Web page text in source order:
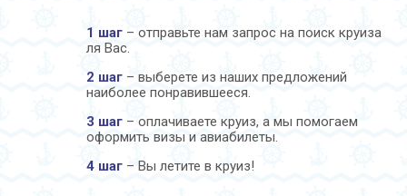
1 шаг – отправьте нам запрос на поиск круиза
ля Вас.
2 шаг – выберете из наших предложений
наиболее понравившееся.
3 шаг – оплачиваете круиз, а мы помогаем
оформить визы и авиабилеты.
4 шаг – Вы летите в круиз!